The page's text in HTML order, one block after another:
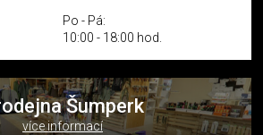
Po - Pá:
10:00 - 18:00 hod.
Šumperk
více informací